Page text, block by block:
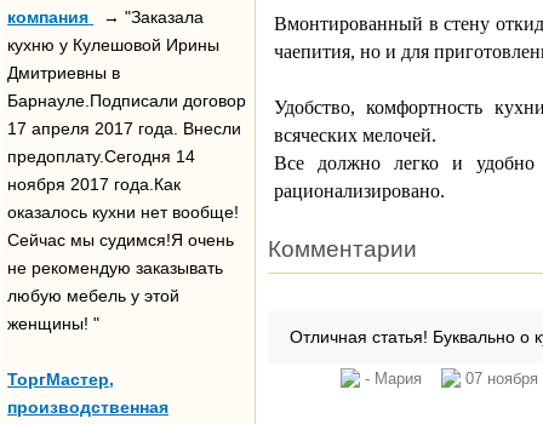
компания
→ "Заказала
кухню у Кулешовой Ирины
Дмитриевны в
Барнауле.Подписали договор
17 апреля 2017 года. Внесли
предоплату.Сегодня 14
ноября 2017 года.Как
оказалось кухни нет вообще!
Сейчас мы судимся!Я очень
не рекомендую заказывать
любую мебель у этой
женщины! "
ТоргМастер,
производственная
Вмонтированный в стену
чаепития, но и для
Удобство, комфортность
всяческих мелочей.
Все должно легко и удобно
рационализировано.
Комментарии
Отличная статья! Буквально о
- Мария 07 ноября